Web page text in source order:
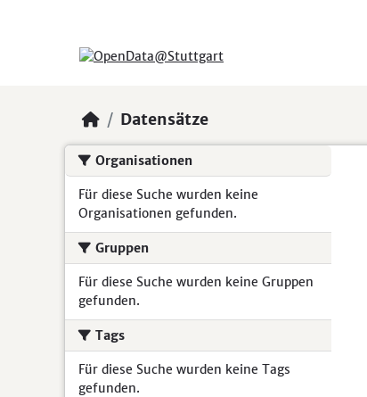
Datensätze
Organisationen
Für diese Suche wurden keine
Organisationen gefunden.
Gruppen
Für diese Suche wurden keine Gruppen
gefunden.
Tags
Für diese Suche wurden keine Tags
gefunden.